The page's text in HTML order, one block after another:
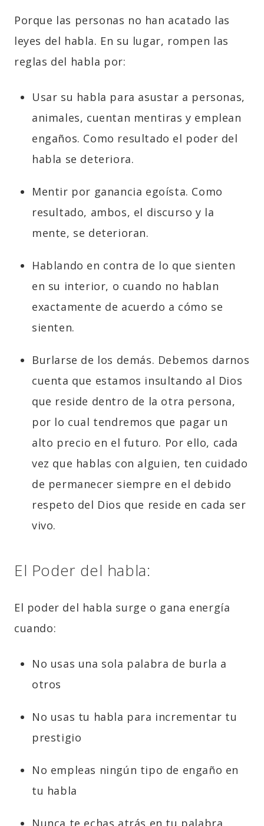
Porque las personas no han acatado las
leyes del habla. En su lugar, rompen las
reglas del habla por:
Usar su habla para asustar a personas,
animales, cuentan mentiras y emplean
engaños. Como resultado el poder del
habla se deteriora.
Mentir por ganancia egoísta. Como
resultado, ambos, el discurso y la
mente, se deterioran.
Hablando en contra de lo que sienten
en su interior, o cuando no hablan
exactamente de acuerdo a cómo se
sienten.
Burlarse de los demás. Debemos darnos
cuenta que estamos insultando al Dios
que reside dentro de la otra persona,
por lo cual tendremos que pagar un
alto precio en el futuro. Por ello, cada
vez que hablas con alguien, ten cuidado
de permanecer siempre en el debido
respeto del Dios que reside en cada ser
vivo.
El Poder del habla:
El poder del habla surge o gana energía
cuando:
No usas una sola palabra de burla a
otros
No usas tu habla para incrementar tu
prestigio
No empleas ningún tipo de engaño en
tu habla
Nunca te echas atrás en tu palabra